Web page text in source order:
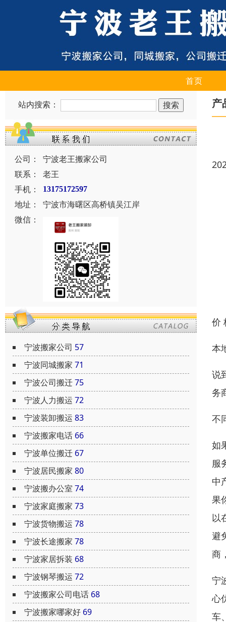
首页
站内搜索：
公司：
宁波老王搬家公司
联系：
老王
手机：
13175172597
地址：
宁波市海曙区高桥镇吴江岸
微信：
宁波搬家公司 57
宁波同城搬家 71
宁波公司搬迁75
宁波人力搬运 72
宁波装卸搬运 83
宁波搬家电话 66
宁波单位搬迁 67
宁波居民搬家 80
宁波搬办公室 74
宁波家庭搬家 73
宁波货物搬运 78
宁波长途搬家 78
宁波家居拆装 68
宁波钢琴搬运 72
宁波搬家公司电话 68
宁波搬家哪家好 69
产
价
本
说
务
不
如
服
中
果
以
避
商
宁
心
车